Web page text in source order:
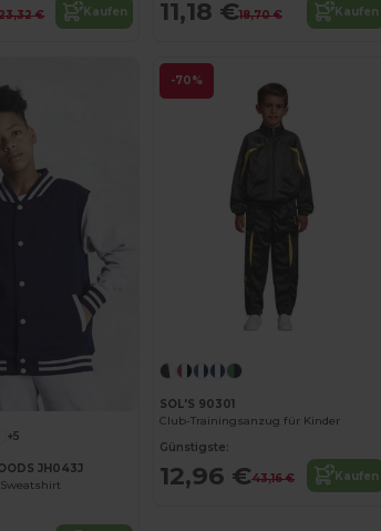
€ Kaufen 11,18 €18,70 € Kaufen
+5
JH043J
-70%
SOL'S 90301
Club-Trainingsanzug für Kinder
Günstigste:
12,96 €43,16 € Kaufen